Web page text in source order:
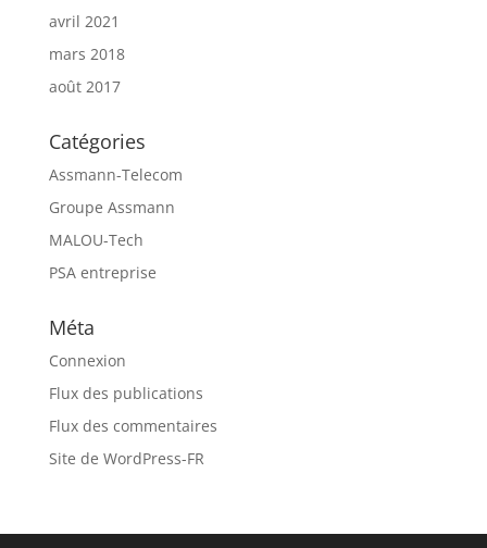
avril 2021
mars 2018
août 2017
Catégories
Assmann-Telecom
Groupe Assmann
MALOU-Tech
PSA entreprise
Méta
Connexion
Flux des publications
Flux des commentaires
Site de WordPress-FR